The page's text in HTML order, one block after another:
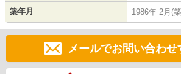
築年月 1986年 2月(
メールでお問い合わせ